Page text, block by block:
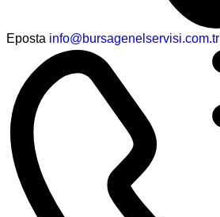
Eposta info@bursagenelservisi.com.tr